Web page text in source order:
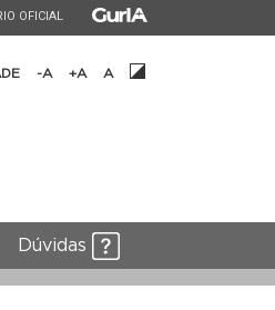
OFICIAL ESTADO
-A +A A
Dúvidas